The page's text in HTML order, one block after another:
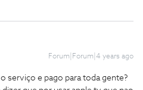
Forum|Forum|4 years ago
serviço e pago para toda gente?